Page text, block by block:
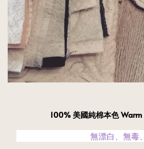
100% 美國純棉本色
無漂白、無毒、有機